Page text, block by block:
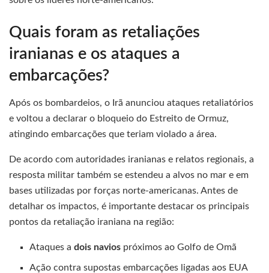
Quais foram as retaliações
iranianas e os ataques a
embarcações?
Após os bombardeios, o Irã anunciou ataques retaliatórios
e voltou a declarar o bloqueio do Estreito de Ormuz,
atingindo embarcações que teriam violado a área.
De acordo com autoridades iranianas e relatos regionais, a
resposta militar também se estendeu a alvos no mar e em
bases utilizadas por forças norte-americanas. Antes de
detalhar os impactos, é importante destacar os principais
pontos da retaliação iraniana na região:
Ataques adois navios próximos ao Golfo de Omã
Ação contra supostas embarcações ligadas aos EUA